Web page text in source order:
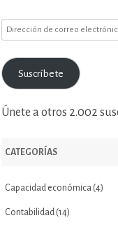
Dirección
correo
electrónico
Suscríbete
Únete a otros 2.002
CATEGORÍAS
Capacidad económica(4)
Contabilidad(14)